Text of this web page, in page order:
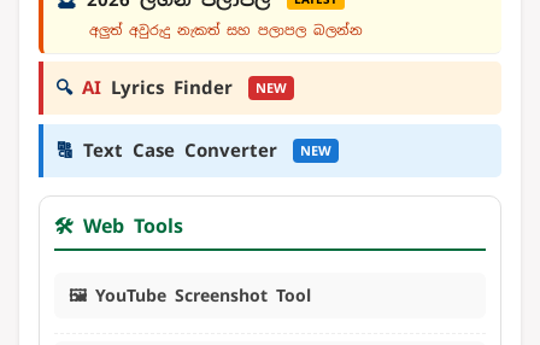
අලුත් අවුරුදු නැකත් සහ පලාපල බලන්න
🔍 AI Lyrics Finder NEW
🔠 Text Case Converter NEW
🛠️ Web Tools
🖼️ YouTube Screenshot Tool